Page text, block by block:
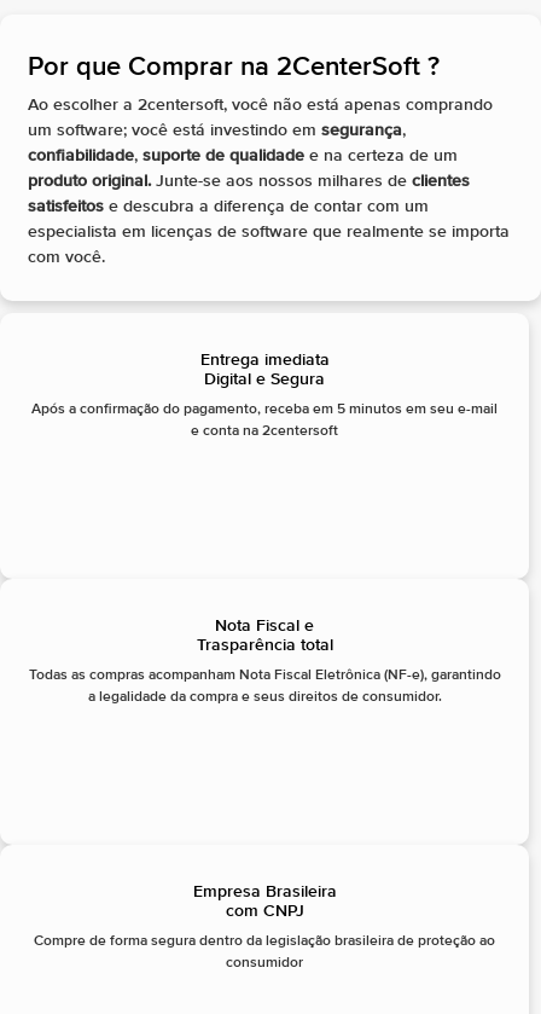
Por que Comprar na 2CenterSoft ?​
Ao escolher a 2centersoft, você não está apenas comprando
um software; você está investindo em segurança,
confiabilidade, suporte de qualidade e na certeza de um
produto original.Junte-se aos nossos milhares de clientes
satisfeitos e descubra a diferença de contar com um
especialista em licenças de software que realmente se importa
com você.
Entrega imediata
Digital e Segura
Após a confirmação do pagamento, receba em 5 minutos em seu e-mail
e conta na 2centersoft
Nota Fiscal e
Trasparência total
Todas as compras acompanham Nota Fiscal Eletrônica (NF-e), garantindo
a legalidade da compra e seus direitos de consumidor.
Empresa Brasileira
com CNPJ
Compre de forma segura dentro da legislação brasileira de proteção ao
consumidor